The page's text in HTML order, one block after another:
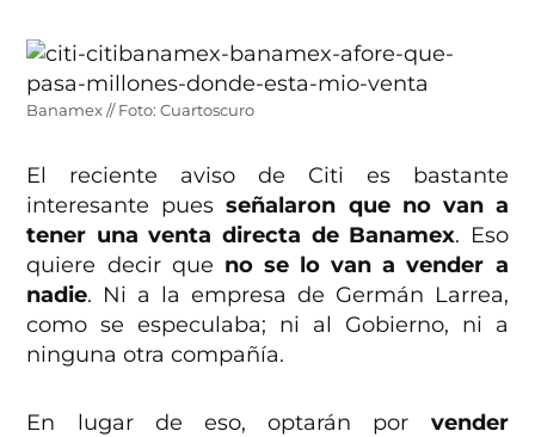
Banamex // Foto: Cuartoscuro
El reciente aviso de Citi es bastante
interesante puesseñalaron que no van a
tener una venta directa de Banamex. Eso
quiere decir que no se lo van a vender a
nadie. Ni a la empresa de Germán Larrea,
como se especulaba; ni al Gobierno, ni a
ninguna otra compañía.
En lugar de eso, optarán por vender